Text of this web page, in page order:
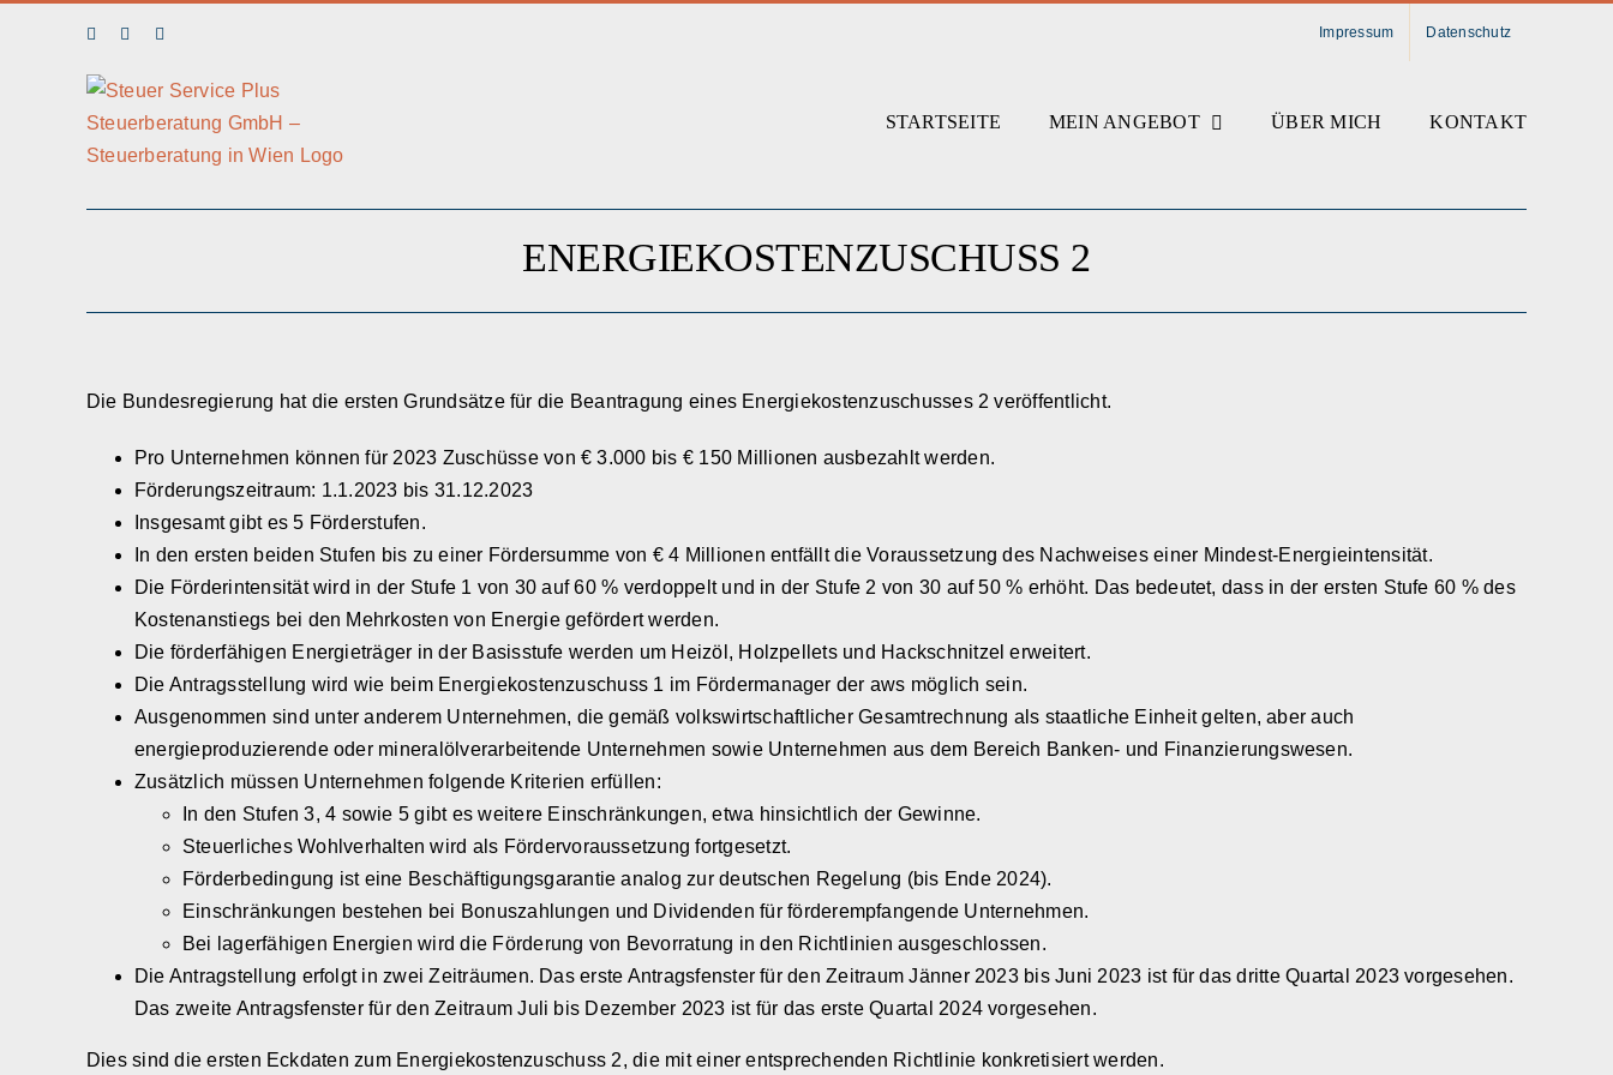
FacebookLinkedInInstagram Impressum Datenschutz
STARTSEITE MEIN ANGEBOT ÜBER MICH KONTAKT
ENERGIEKOSTENZUSCHUSS 2
Die Bundesregierung hat die ersten Grundsätze für die Beantragung eines Energiekostenzuschusses 2 veröffentlicht.
Pro Unternehmen können für 2023 Zuschüsse von € 3.000 bis € 150 Millionen ausbezahlt werden.
Förderungszeitraum: 1.1.2023 bis 31.12.2023
Insgesamt gibt es 5 Förderstufen.
In den ersten beiden Stufen bis zu einer Fördersumme von € 4 Millionen entfällt die Voraussetzung des Nachweises einer Mindest-Energieintensität.
Die Förderintensität wird in der Stufe 1 von 30 auf 60 % verdoppelt und in der Stufe 2 von 30 auf 50 % erhöht. Das bedeutet, dass in der ersten Stufe 60 % des
Kostenanstiegs bei den Mehrkosten von Energie gefördert werden.
Die förderfähigen Energieträger in der Basisstufe werden um Heizöl, Holzpellets und Hackschnitzel erweitert.
Die Antragsstellung wird wie beim Energiekostenzuschuss 1 im Fördermanager der aws möglich sein.
Ausgenommen sind unter anderem Unternehmen, die gemäß volkswirtschaftlicher Gesamtrechnung als staatliche Einheit gelten, aber auch
energieproduzierende oder mineralölverarbeitende Unternehmen sowie Unternehmen aus dem Bereich Banken- und Finanzierungswesen.
Zusätzlich müssen Unternehmen folgende Kriterien erfüllen:
In den Stufen 3, 4 sowie 5 gibt es weitere Einschränkungen, etwa hinsichtlich der Gewinne.
Steuerliches Wohlverhalten wird als Fördervoraussetzung fortgesetzt.
Förderbedingung ist eine Beschäftigungsgarantie analog zur deutschen Regelung (bis Ende 2024).
Einschränkungen bestehen bei Bonuszahlungen und Dividenden für förderempfangende Unternehmen.
Bei lagerfähigen Energien wird die Förderung von Bevorratung in den Richtlinien ausgeschlossen.
Die Antragstellung erfolgt in zwei Zeiträumen. Das erste Antragsfenster für den Zeitraum Jänner 2023 bis Juni 2023 ist für das dritte Quartal 2023 vorgesehen.
Das zweite Antragsfenster für den Zeitraum Juli bis Dezember 2023 ist für das erste Quartal 2024 vorgesehen.
Dies sind die ersten Eckdaten zum Energiekostenzuschuss 2, die mit einer entsprechenden Richtlinie konkretisiert werden.